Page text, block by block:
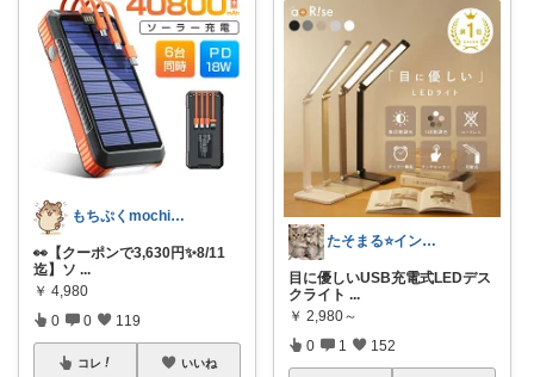
もちぷくmochipuku☘️7日感謝
👀【クーポンで3,630円✨8/11
迄】ソ ...
￥ 4,980
0 0 119
コレ いいね
たそまる⭐️インテリア雑貨
目に優しいUSB充電式LEDデス
クライト ...
￥ 2,980～
0 1 152